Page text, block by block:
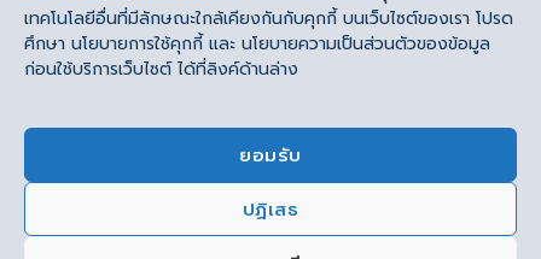
เทคโนโลยีอื่นที่มีลักษณะใกล้เคียงกันกับคุกกี้ บนเว็บไซต์ของเรา โปรด
ศึกษา นโยบายการใช้คุกกี้ และ นโยบายความเป็นส่วนตัวของข้อมูล
ก่อนใช้บริการเว็บไซต์ ได้ที่ลิงค์ด้านล่าง
ยอมรับ
ปฏิเสธ
โทร. : 062-789-1999 ต่อ 1(รัชโยธิน),2(ราชพฤกษ์)
This site uses cookies to offer you a better browsing
experience. By browsing this website, you agree to our